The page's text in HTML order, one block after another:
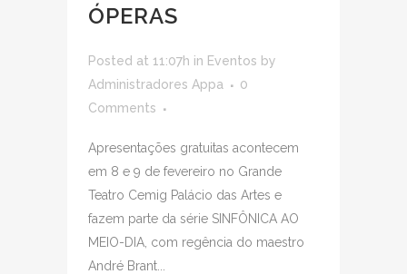
ÓPERAS
Posted at 11:07h in Eventos by
Administradores Appa
0
Comments
Apresentações gratuitas acontecem
em 8 e 9 de fevereiro no Grande
Teatro Cemig Palácio das Artes e
fazem parte da série SINFÔNICA AO
MEIO-DIA, com regência do maestro
André Brant...